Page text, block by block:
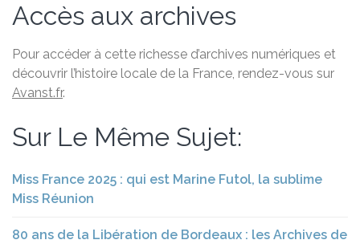
Accès aux archives
Pour accéder à cette richesse d’archives numériques et
découvrir l’histoire locale de la France, rendez-vous sur
Avanst.fr.
Sur Le Même Sujet:
Miss France 2025 : qui est Marine Futol, la sublime
Miss Réunion
80 ans de la Libération de Bordeaux : les Archives de